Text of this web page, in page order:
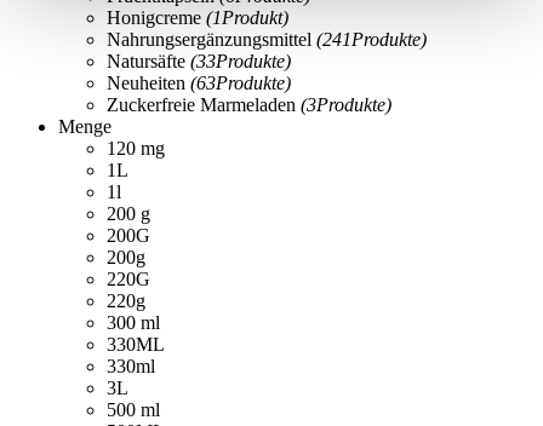
Honigcreme (1Produkt)
Nahrungsergänzungsmittel (241Produkte)
Natursäfte (33Produkte)
Neuheiten (63Produkte)
Zuckerfreie Marmeladen (3Produkte)
Menge
120 mg
1L
1l
200 g
200G
200g
220G
220g
300 ml
330ML
330ml
3L
500 ml